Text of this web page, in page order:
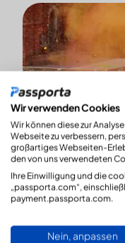
Indien
Wir verwenden Cookies
Wir können diese zur
Webseite zu verbessern,
großartiges Webseiten-
den von uns verwendeten
Ihre Einwilligung und die
„passporta.com“,
payment.passporta.com.
Nein, anpassen